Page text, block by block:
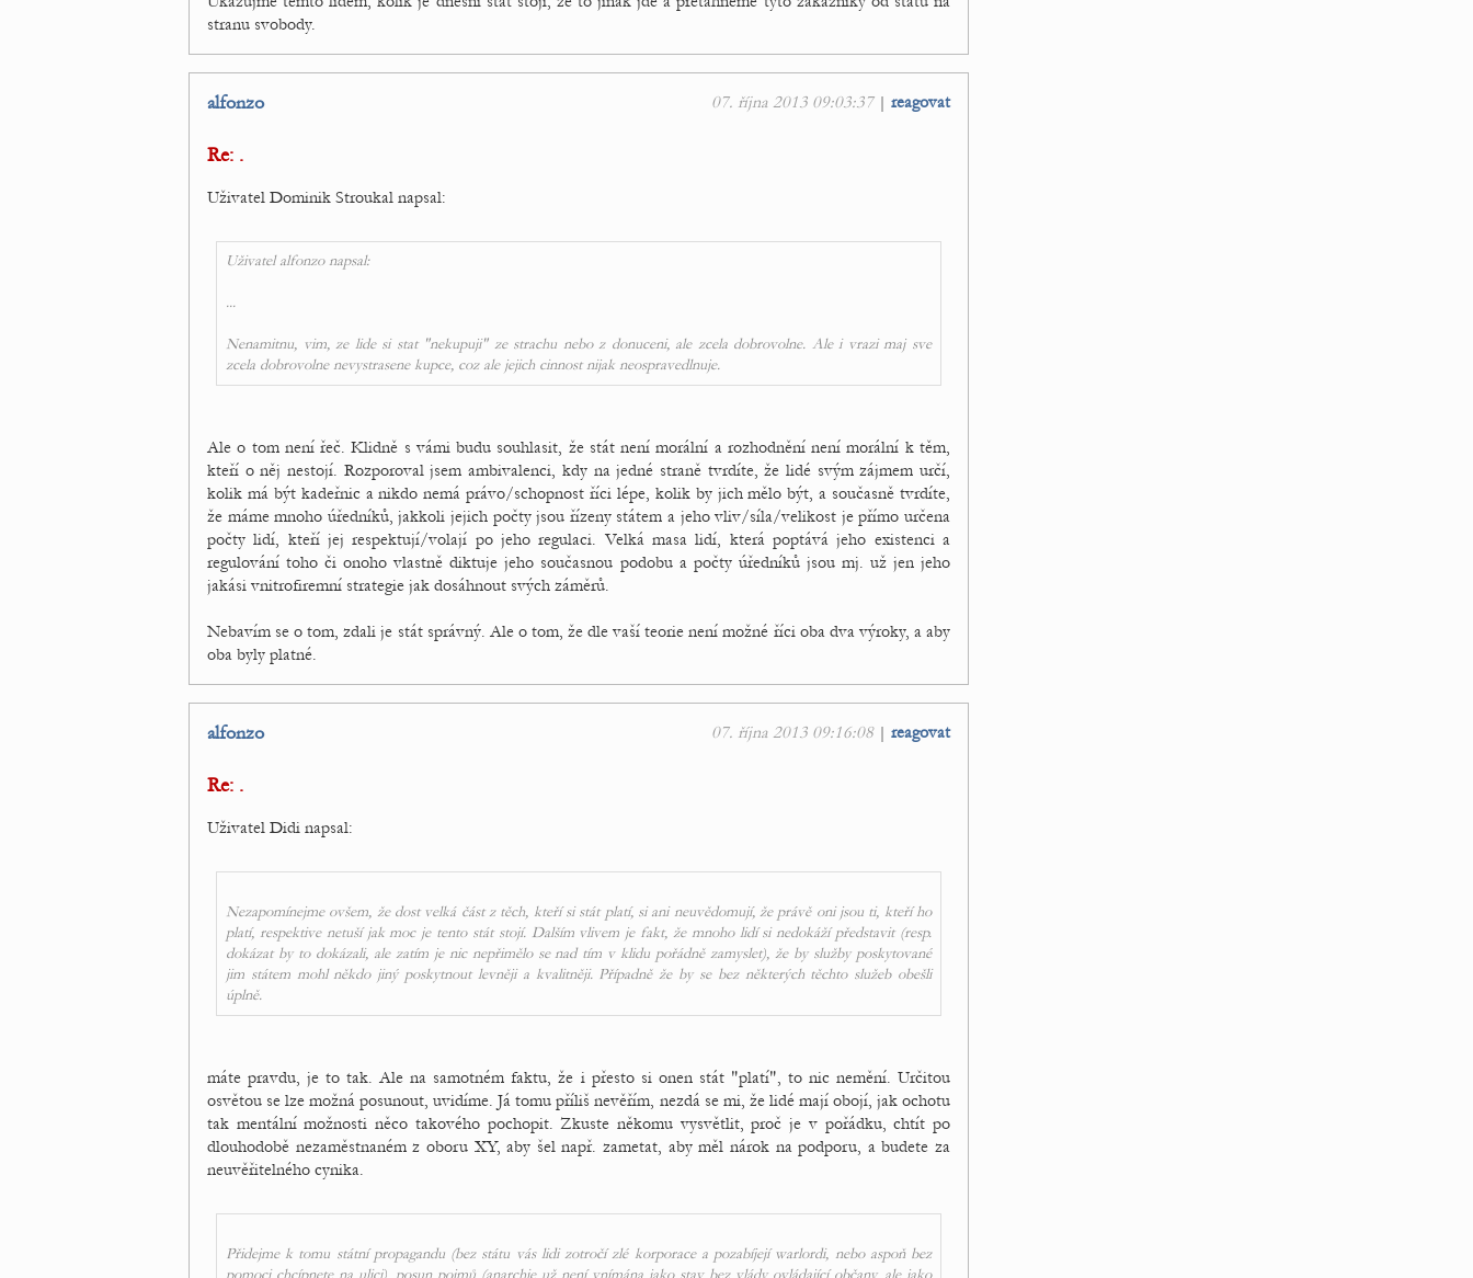
stranu svobody.
07. října 2013 09:03:37| reagovat
alfonzo
Re: .
Uživatel Dominik Stroukal napsal:
Uživatel alfonzo napsal:
...
Nenamitnu, vim, ze lide si stat "nekupuji" ze strachu nebo z donuceni, ale zcela dobrovolne. Ale i vrazi maj sve
zcela dobrovolne nevystrasene kupce, coz ale jejich cinnost nijak neospravedlnuje.
Ale o tom není řeč. Klidně s vámi budu souhlasit, že stát není morální a rozhodnění není morální k těm,
kteří o něj nestojí. Rozporoval jsem ambivalenci, kdy na jedné straně tvrdíte, že lidé svým zájmem určí,
kolik má být kadeřnic a nikdo nemá právo/schopnost říci lépe, kolik by jich mělo být, a současně tvrdíte,
že máme mnoho úředníků, jakkoli jejich počty jsou řízeny státem a jeho vliv/síla/velikost je přímo určena
počty lidí, kteří jej respektují/volají po jeho regulaci. Velká masa lidí, která poptává jeho existenci a
regulování toho či onoho vlastně diktuje jeho současnou podobu a počty úředníků jsou mj. už jen jeho
jakási vnitrofiremní strategie jak dosáhnout svých záměrů.
Nebavím se o tom, zdali je stát správný. Ale o tom, že dle vaší teorie není možné říci oba dva výroky, a aby
oba byly platné.
07. října 2013 09:16:08| reagovat
alfonzo
Re: .
Uživatel Didi napsal:
Nezapomínejme ovšem, že dost velká část z těch, kteří si stát platí, si ani neuvědomují, že právě oni jsou ti, kteří ho
platí, respektive netuší jak moc je tento stát stojí. Dalším vlivem je fakt, že mnoho lidí si nedokáží představit (resp.
dokázat by to dokázali, ale zatím je nic nepřimělo se nad tím v klidu pořádně zamyslet), že by služby poskytované
jim státem mohl někdo jiný poskytnout levněji a kvalitněji. Případně že by se bez některých těchto služeb obešli
úplně.
máte pravdu, je to tak. Ale na samotném faktu, že i přesto si onen stát "platí", to nic nemění. Určitou
osvětou se lze možná posunout, uvidíme. Já tomu příliš nevěřím, nezdá se mi, že lidé mají obojí, jak ochotu
tak mentální možnosti něco takového pochopit. Zkuste někomu vysvětlit, proč je v pořádku, chtít po
dlouhodobě nezaměstnaném z oboru XY, aby šel např. zametat, aby měl nárok na podporu, a budete za
neuvěřitelného cynika.
Přidejme k tomu státní propagandu (bez státu vás lidi zotročí zlé korporace a pozabíjejí warlordi, nebo aspoň bez